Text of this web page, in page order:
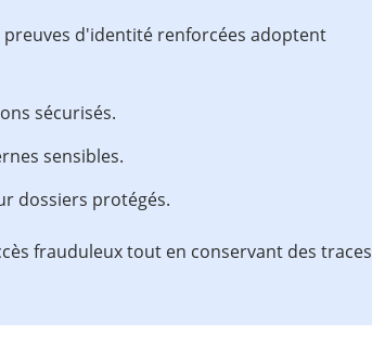
d'identité renforcées adoptent
sécurisés.
sensibles.
dossiers protégés.
frauduleux tout en conservant des traces